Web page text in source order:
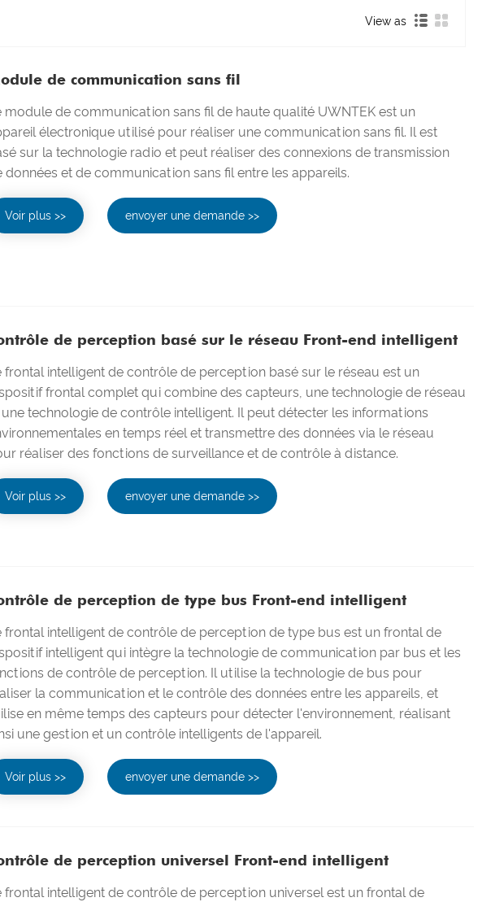
View as
de communication sans fil
module de communication sans fil de haute qualité UWNTEK est un
électronique utilisé pour réaliser une communication sans fil. Il est
sur la technologie radio et peut réaliser des connexions de transmission
données et de communication sans fil entre les appareils.
Voir plus >> envoyer une demande >>
de perception basé sur le réseau Front-end intelligent
frontal intelligent de contrôle de perception basé sur le réseau est un
frontal complet qui combine des capteurs, une technologie de réseau
technologie de contrôle intelligent. Il peut détecter les informations
en temps réel et transmettre des données via le réseau
réaliser des fonctions de surveillance et de contrôle à distance.
Voir plus >> envoyer une demande >>
de perception de type bus Front-end intelligent
frontal intelligent de contrôle de perception de type bus est un frontal de
intelligent qui intègre la technologie de communication par bus et les
de contrôle de perception. Il utilise la technologie de bus pour
la communication et le contrôle des données entre les appareils, et
en même temps des capteurs pour détecter l'environnement, réalisant
une gestion et un contrôle intelligents de l'appareil.
Voir plus >> envoyer une demande >>
de perception universel Front-end intelligent
frontal intelligent de contrôle de perception universel est un frontal de